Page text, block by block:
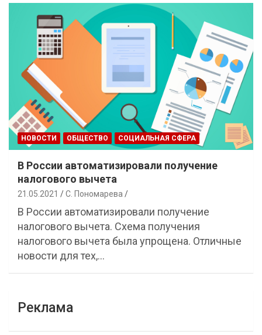
НОВОСТИ ОБЩЕСТВО СОЦИАЛЬНАЯ СФЕРА
В России автоматизировали получение
налогового вычета
21.05.2021 С. Пономарева
В России автоматизировали получение
налогового вычета. Схема получения
налогового вычета была упрощена. Отличные
новости для тех,…
Реклама